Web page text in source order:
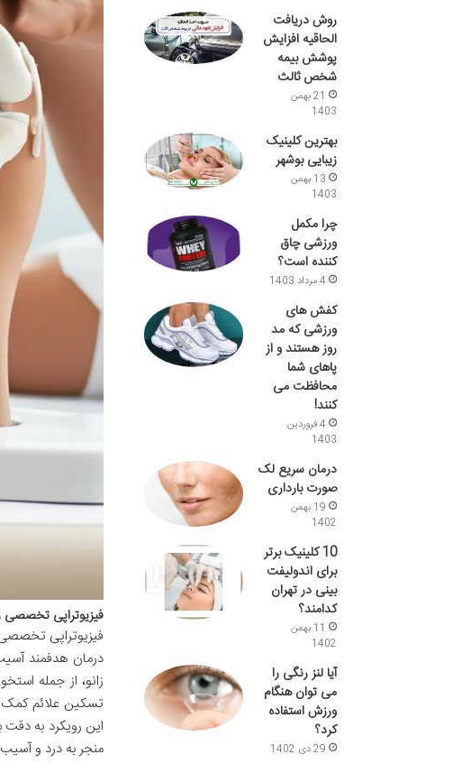
فیزیوتراپی تخصصی
فیزیوتراپی
درمان هدفمند
زانو، از جمله
تسکین علائم کمک
این رویکرد به
منجر به درد و
روش دریافت
الحاقیه افزایش
پوشش بیمه
شخص ثالث
21 بهمن
1403
بهترین کلینیک
زیبایی بوشهر
13 بهمن
1403
چرا مکمل
ورزشی چاق
کننده است؟
4 مرداد 1403
کفش های
ورزشی که مد
روز هستند و از
پاهای شما
محافظت می
کنند!
4 فروردین
1403
درمان سریع لک
صورت بارداری
19 بهمن
1402
10 کلینیک برتر
برای اندولیفت
بینی در تهران
کدامند؟
11 بهمن
1402
آیا لنز رنگی را
می توان هنگام
ورزش استفاده
کرد؟
29 دی 1402